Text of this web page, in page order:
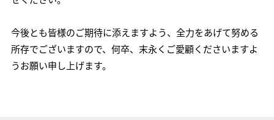
今後とも皆様のご期待に添えますよう、全力をあげて努める
所存でございますので、何卒、末永くご愛顧くださいますよ
うお願い申し上げます。